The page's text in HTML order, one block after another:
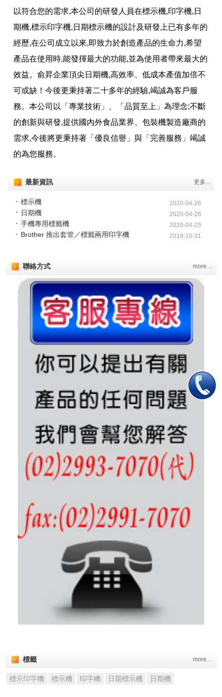
以符合您的需求,本公司的研發人員在標示機,印字機,日
期機,標示印字機,日期標示機的設計及研發上已有多年的
經歷,在公司成立以來,即致力於創造產品的生命力,希望
產品在使用時,能發揮最大的功能,並為使用者帶來最大的
效益。俞昇企業頂尖日期機,高效率、低成本產值加倍不
可或缺！今後更秉持著二十多年的經驗,竭誠為客戶服
務。本公司以「專業技術」、「品質至上」為理念;不斷
的創新與研發,提供國內外食品業界、包裝機製造廠商的
需求,今後將更秉持著「優良信譽」與「完善服務」竭誠
的為您服務。
最新資訊 更多...
標示機 2020-04-26
日期機 2020-04-26
手機專用標籤機 2020-04-25
Brother 推出套管／標籤兩用印字機 2018-10-31
聯絡方式 more…
標籤 more…
標示印字機 標示機 印字機 日期標示機 日期機